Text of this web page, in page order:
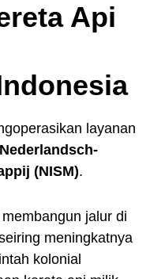
Api
layanan
Nederlandsch-
(NISM).
jalur di
meningkatnya
kolonial